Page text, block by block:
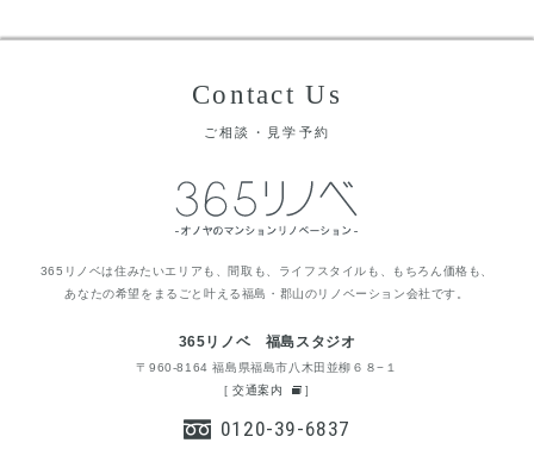
Contact Us
ご相談・見学予約
365リノベは住みたいエリアも、間取も、ライフスタイルも、もちろん価格も、
あなたの希望をまるごと叶える福島・郡山のリノベーション会社です。
365リノベ 福島スタジオ
〒960-8164 福島県福島市八木田並柳６８−１
[交通案内 ]
0120-39-6837